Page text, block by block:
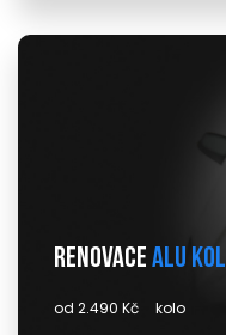
Renovace alu kol
od 2.490 Kč kolo